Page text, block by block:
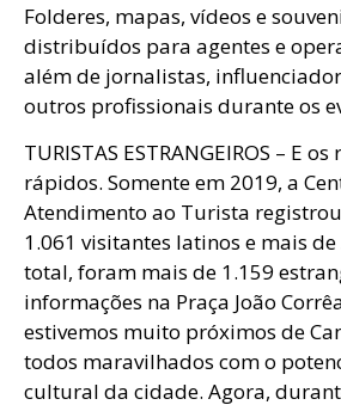
Folderes, mapas, vídeos e
distribuídos para agentes e
além de jornalistas,
outros profissionais durante os
TURISTAS ESTRANGEIROS – E
rápidos. Somente em 2019, a
Atendimento ao Turista
1.061 visitantes latinos e mais
total, foram mais de 1.159
informações na Praça João
estivemos muito próximos de
todos maravilhados com o
cultural da cidade. Agora,